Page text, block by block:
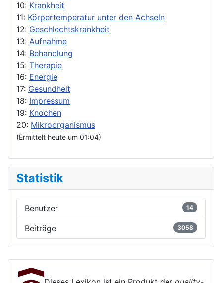
10: Krankheit
11: Körpertemperatur unter den Achseln
12: Geschlechtskrankheit
13: Aufnahme
14: Behandlung
15: Therapie
16: Energie
17: Gesundheit
18: Impressum
19: Knochen
20: Mikroorganismus
(Ermittelt heute um 01:04)
Statistik
Benutzer 14
Beiträge 3058